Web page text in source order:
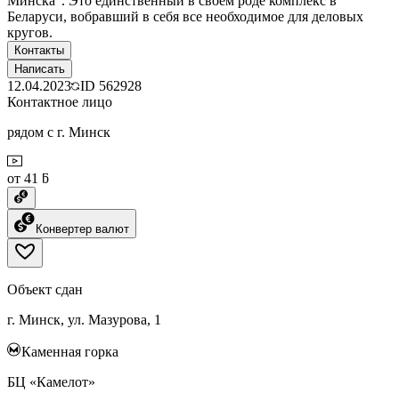
Беларуси, вобравший в себя все необходимое для деловых
кругов.
Контакты
Написать
12.04.2023 ID 562928
Контактное лицо
рядом с г. Минск
от 41 ƃ
Конвертер валют
Объект сдан
г. Минск, ул. Мазурова, 1
Каменная горка
БЦ «Камелот»